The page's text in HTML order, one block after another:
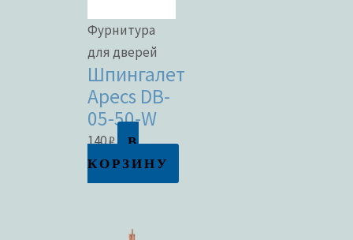
Фурнитура
для дверей
Шпингалет
Apecs DB-
05-50-W
140₽
В
КОРЗИНУ